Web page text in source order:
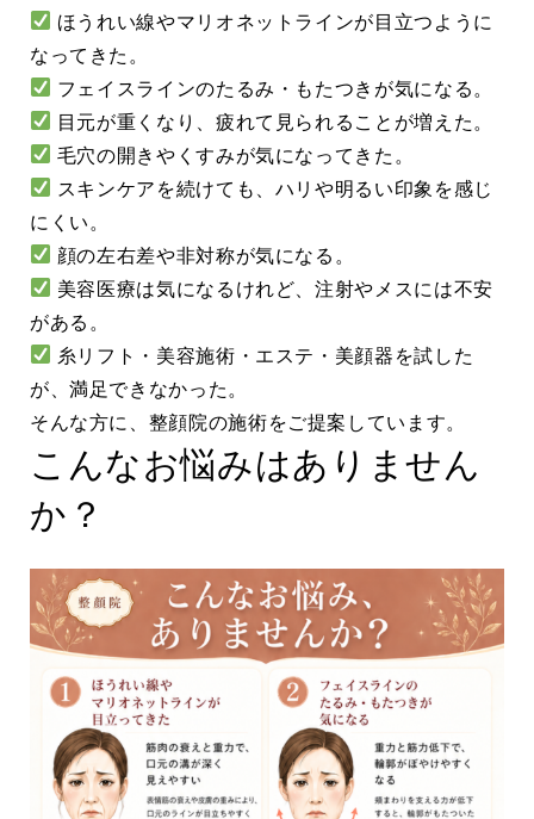
ほうれい線やマリオネットラインが目立つように
なってきた。
フェイスラインのたるみ・もたつきが気になる。
目元が重くなり、疲れて見られることが増えた。
毛穴の開きやくすみが気になってきた。
スキンケアを続けても、ハリや明るい印象を感じ
にくい。
顔の左右差や非対称が気になる。
美容医療は気になるけれど、注射やメスには不安
がある。
糸リフト・美容施術・エステ・美顔器を試した
が、満足できなかった。
そんな方に、整顔院の施術をご提案しています。
こんなお悩みはありません
か？